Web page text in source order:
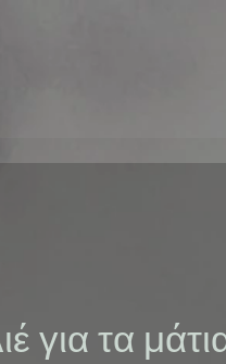
για τα